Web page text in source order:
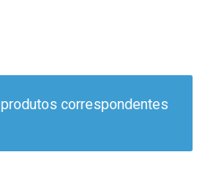
correspondentes